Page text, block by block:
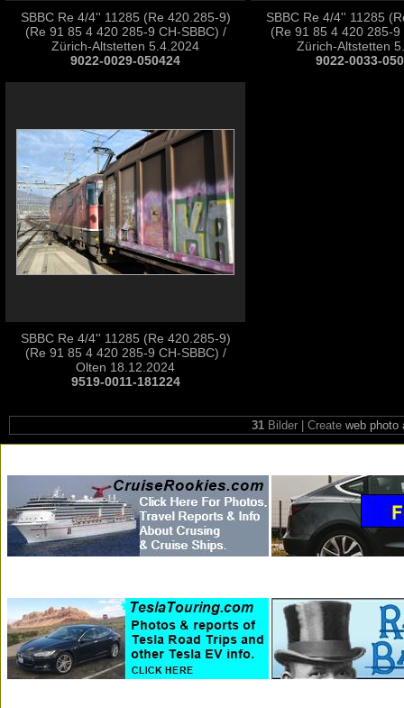
SBBC Re 4/4'' 11285 (Re 420.285-9)
(Re 91 85 4 420 285-9 CH-SBBC) /
Zürich-Altstetten 5.4.2024
9022-0029-050424
SBBC Re 4/4'' 11285
(Re 91 85 4 420 285-9
Zürich-Altstetten
9022-0033-
SBBC Re 4/4'' 11285 (Re 420.285-9)
(Re 91 85 4 420 285-9 CH-SBBC) /
Olten 18.12.2024
9519-0011-181224
31Bilder | Create web photo